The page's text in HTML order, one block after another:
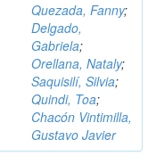
Quezada, Fanny;
Delgado,
Gabriela;
Orellana, Nataly;
Saquisilí, Silvia;
Quindi, Toa;
Chacón Vintimilla,
Gustavo Javier